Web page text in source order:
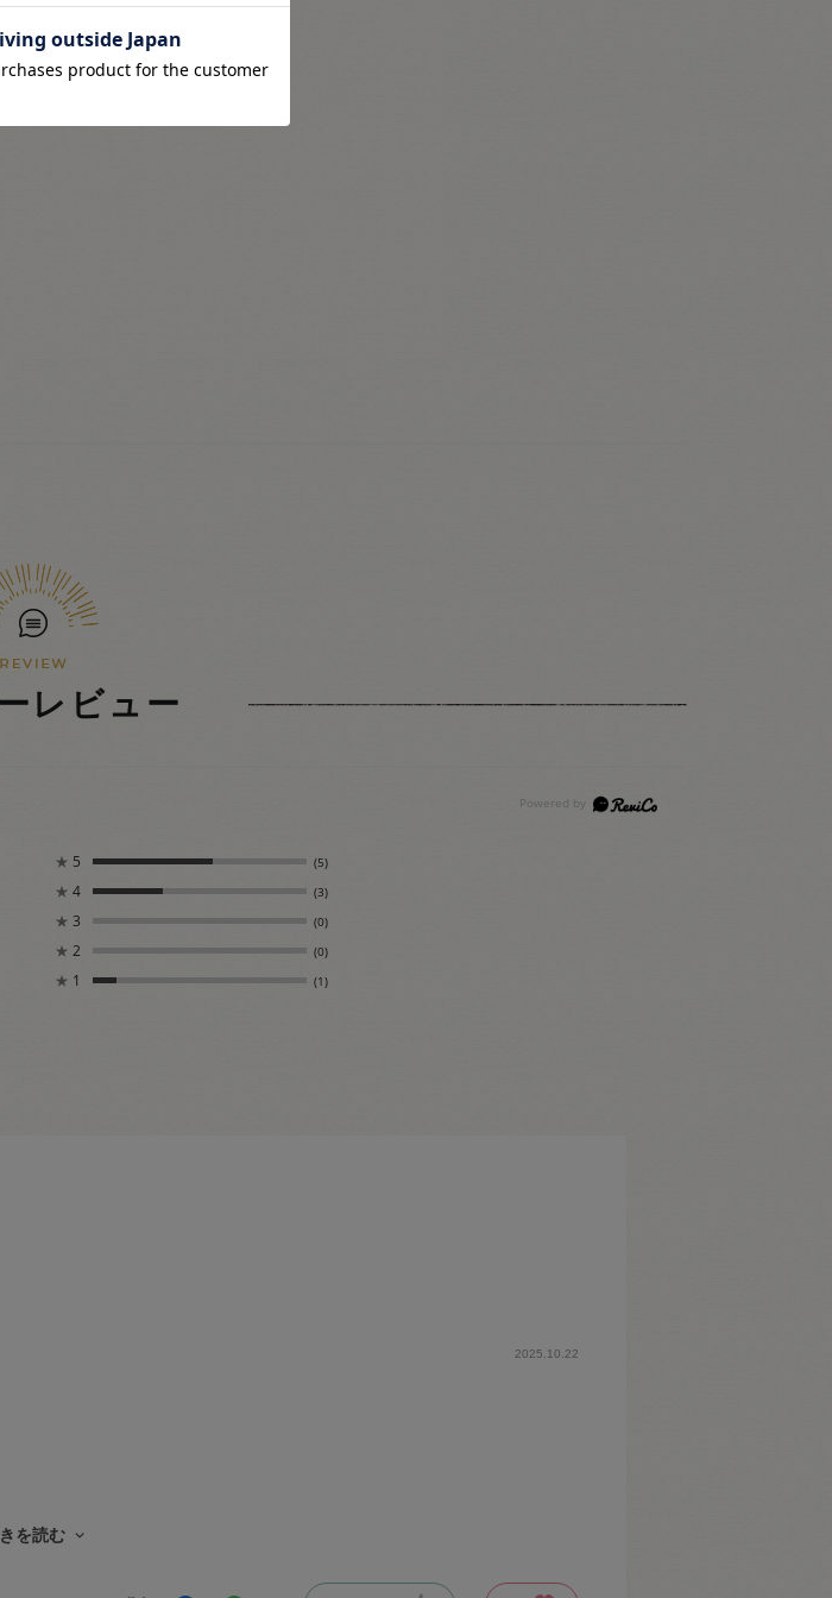
レビュー
★ 5 (5)
★ 4 (3)
★ 3 (0)
★ 2 (0)
★ 1 (1)
2025.10.22
を読む